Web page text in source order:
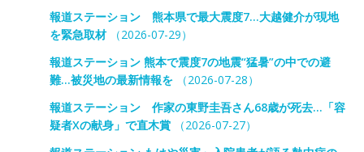
報道ステーション 熊本県で最大震度7…大越健介が現地
を緊急取材（2026-07-29）
報道ステーション 熊本で震度7の地震“猛暑”の中での避
難…被災地の最新情報を（2026-07-28）
報道ステーション 作家の東野圭吾さん68歳が死去…「容
疑者Xの献身」で直木賞（2026-07-27）